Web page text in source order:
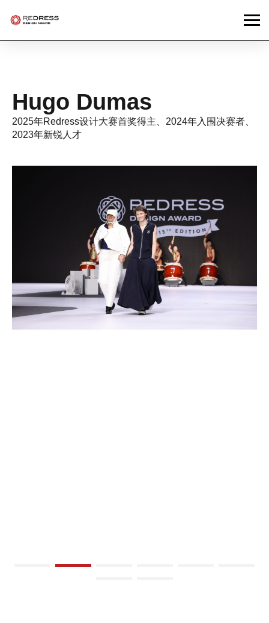
Hugo Dumas
2025年Redress设计大赛首奖得主、2024年入围决赛者、
2023年新锐人才